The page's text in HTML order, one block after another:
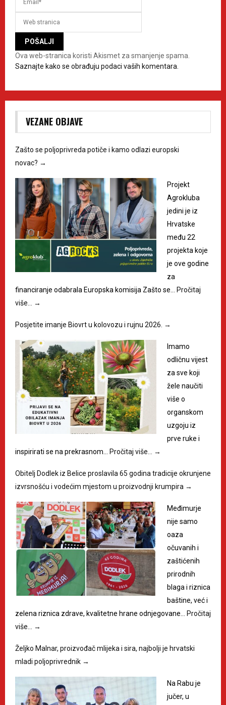
Ova web-stranica koristi Akismet za smanjenje spama.
Saznajte kako se obrađuju podaci vaših komentara.
VEZANE OBJAVE
Zašto se poljoprivreda potiče i kamo odlazi europski
novac? →
Projekt
Agrokluba
jedini je iz
Hrvatske
među 22
projekta koje
je ove godine
za
financiranje odabrala Europska komisija Zašto se…
Pročitaj
više…
→
Posjetite imanje Biovrt u kolovozu i rujnu 2026. →
Imamo
odličnu vijest
za sve koji
žele naučiti
više o
organskom
uzgoju iz
prve ruke i
inspirirati se na prekrasnom…
Pročitaj više… →
Obitelj Dodlek iz Belice proslavila 65 godina tradicije okrunjene
izvrsnošću i vodećim mjestom u proizvodnji krumpira →
Međimurje
nije samo
oaza
očuvanih i
zaštićenih
prirodnih
blaga i riznica
baštine, već i
zelena riznica zdrave, kvalitetne hrane odnjegovane…
Pročitaj
više…
→
Željko Malnar, proizvođač mlijeka i sira, najbolji je hrvatski
mladi poljoprivrednik →
Na Rabu je
jučer, u